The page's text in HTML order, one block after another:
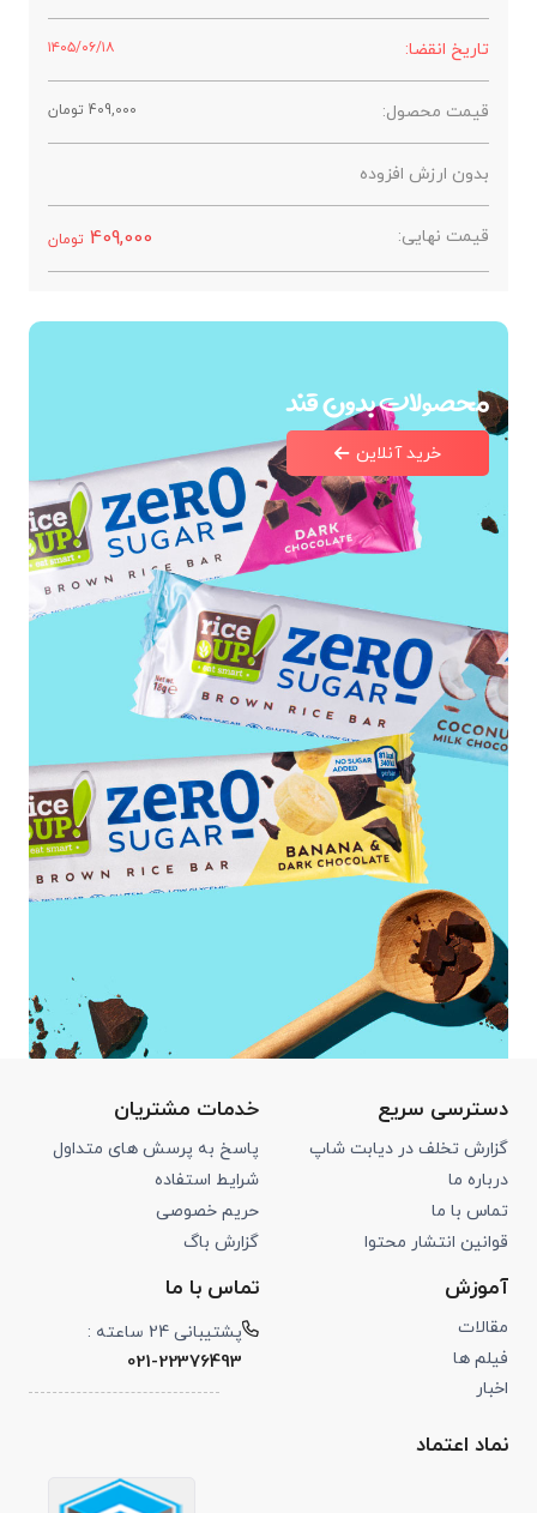
تاریخ انقضا: ۱۴۰۵/۰۶/۱۸
قیمت محصول: 409,000 تومان
بدون ارزش افزوده
قیمت نهایی: 409,000 تومان
محصولات بدون قند
خرید آنلاین
دسترسی سریع
گزارش تخلف در دیابت شاپ
درباره ما
تماس با ما
قوانین انتشار محتوا
خدمات مشتریان
پاسخ به پرسش های متداول
شرایط استفاده
حریم خصوصی
گزارش باگ
آموزش
مقالات
فیلم ها
اخبار
تماس با ما
پشتیبانی 24 ساعته :
021-22376493
نماد اعتماد